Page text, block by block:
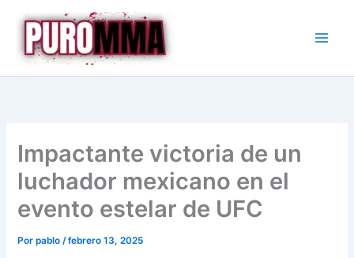
contenido
Impactante victoria de un
luchador mexicano en el
evento estelar de UFC
Porpablo/febrero 13, 2025